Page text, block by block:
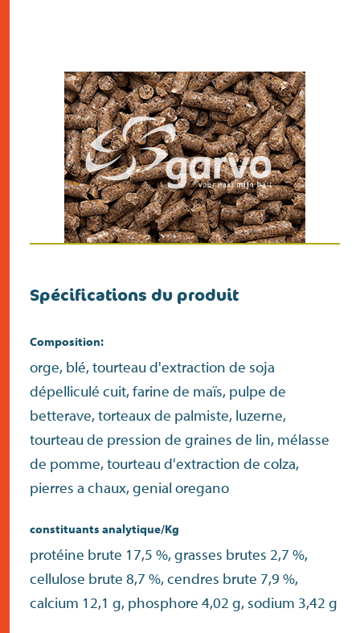
Spécifications du produit
Composition:
orge, blé, tourteau d'extraction de soja
dépelliculé cuit, farine de maïs, pulpe de
betterave, torteaux de palmiste, luzerne,
tourteau de pression de graines de lin, mélasse
de pomme, tourteau d'extraction de colza,
pierres a chaux, genial oregano
constituants analytique/Kg
protéine brute 17,5 %, grasses brutes 2,7 %,
cellulose brute 8,7 %, cendres brute 7,9 %,
calcium 12,1 g, phosphore 4,02 g, sodium 3,42 g